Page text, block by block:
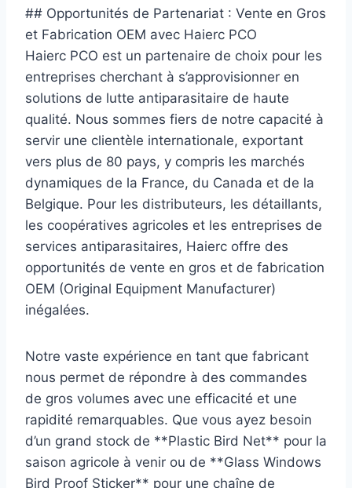
## Opportunités de Partenariat : Vente en Gros
et Fabrication OEM avec Haierc PCO
Haierc PCO est un partenaire de choix pour les
entreprises cherchant à s’approvisionner en
solutions de lutte antiparasitaire de haute
qualité. Nous sommes fiers de notre capacité à
servir une clientèle internationale, exportant
vers plus de 80 pays, y compris les marchés
dynamiques de la France, du Canada et de la
Belgique. Pour les distributeurs, les détaillants,
les coopératives agricoles et les entreprises de
services antiparasitaires, Haierc offre des
opportunités de vente en gros et de fabrication
OEM (Original Equipment Manufacturer)
inégalées.
Notre vaste expérience en tant que fabricant
nous permet de répondre à des commandes
de gros volumes avec une efficacité et une
rapidité remarquables. Que vous ayez besoin
d’un grand stock de **Plastic Bird Net** pour la
saison agricole à venir ou de **Glass Windows
Bird Proof Sticker** pour une chaîne de